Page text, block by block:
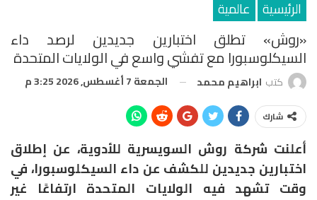
الرئيسية عالمية
«روش» تطلق اختبارين جديدين لرصد داء
السيكلوسبورا مع تفشي واسع في الولايات المتحدة
كتب ابراهيم محمد الجمعة 7 أغسطس, 2026 3:25 م
شارك
أعلنت شركة روش السويسرية للأدوية، عن إطلاق
اختبارين جديدين للكشف عن داء السيكلوسبورا، في
وقت تشهد فيه الولايات المتحدة ارتفاعًا غير